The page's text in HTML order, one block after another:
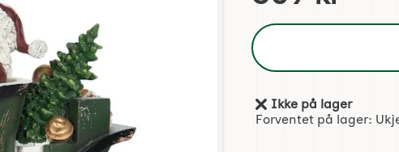
Produkttilgjengelighet:
Ikke på lager
Forventet på lager: